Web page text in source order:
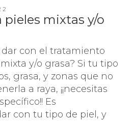
pieles mixtas y/o
dar con el tratamiento
y/o grasa? Si tu tipo
grasa, y zonas que no
a raya, ¡¡necesitas
Es
con tu tipo de piel, y